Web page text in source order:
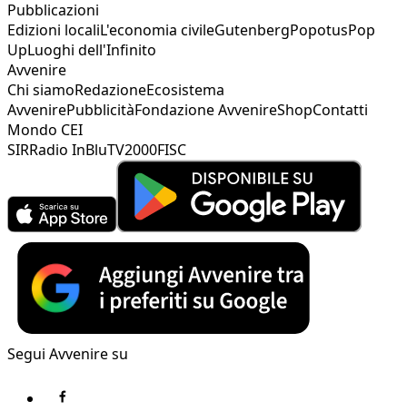
Pubblicazioni
Edizioni localiL'economia civileGutenbergPopotusPop
UpLuoghi dell'Infinito
Avvenire
Chi siamoRedazioneEcosistema
AvvenirePubblicitàFondazione AvvenireShopContatti
Mondo CEI
SIRRadio InBluTV2000FISC
Segui Avvenire su